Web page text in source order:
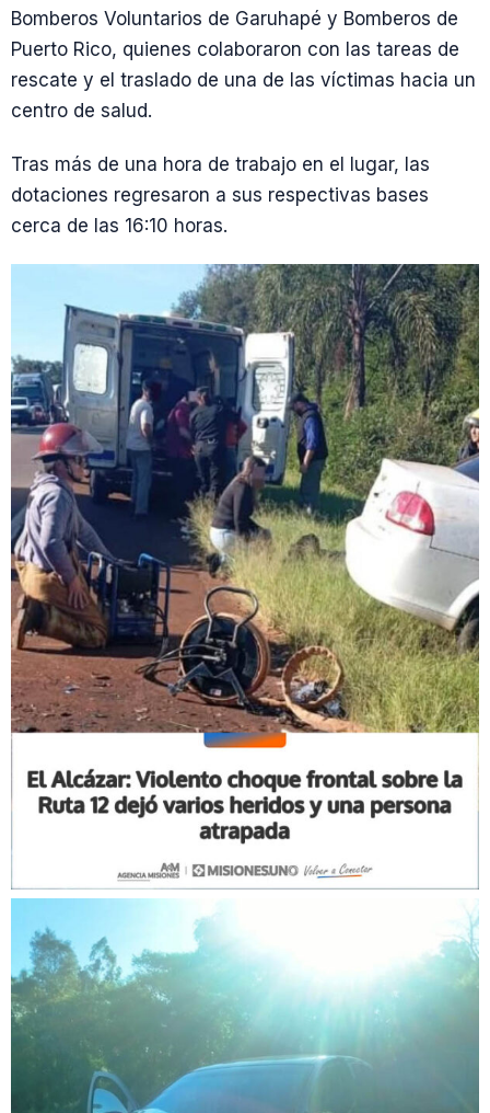
Bomberos Voluntarios de Garuhapé y Bomberos de
Puerto Rico, quienes colaboraron con las tareas de
rescate y el traslado de una de las víctimas hacia un
centro de salud.
Tras más de una hora de trabajo en el lugar, las
dotaciones regresaron a sus respectivas bases
cerca de las 16:10 horas.